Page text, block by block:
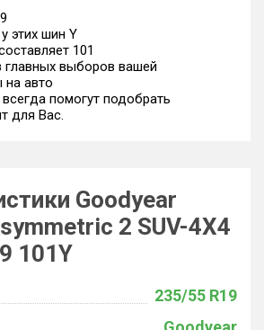
этих шин Y
101
выборов вашей
авто
помогут подобрать
для Вас.
Goodyear
2 SUV-4X4
101Y
235/55 R19